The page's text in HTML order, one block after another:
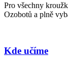
Pro všechny
Ozobotů a plně
Kde učíme